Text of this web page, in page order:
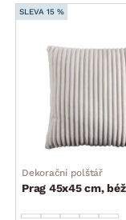
SLEVA 15 %
Dekorační polštář
Prag 45x45 cm,